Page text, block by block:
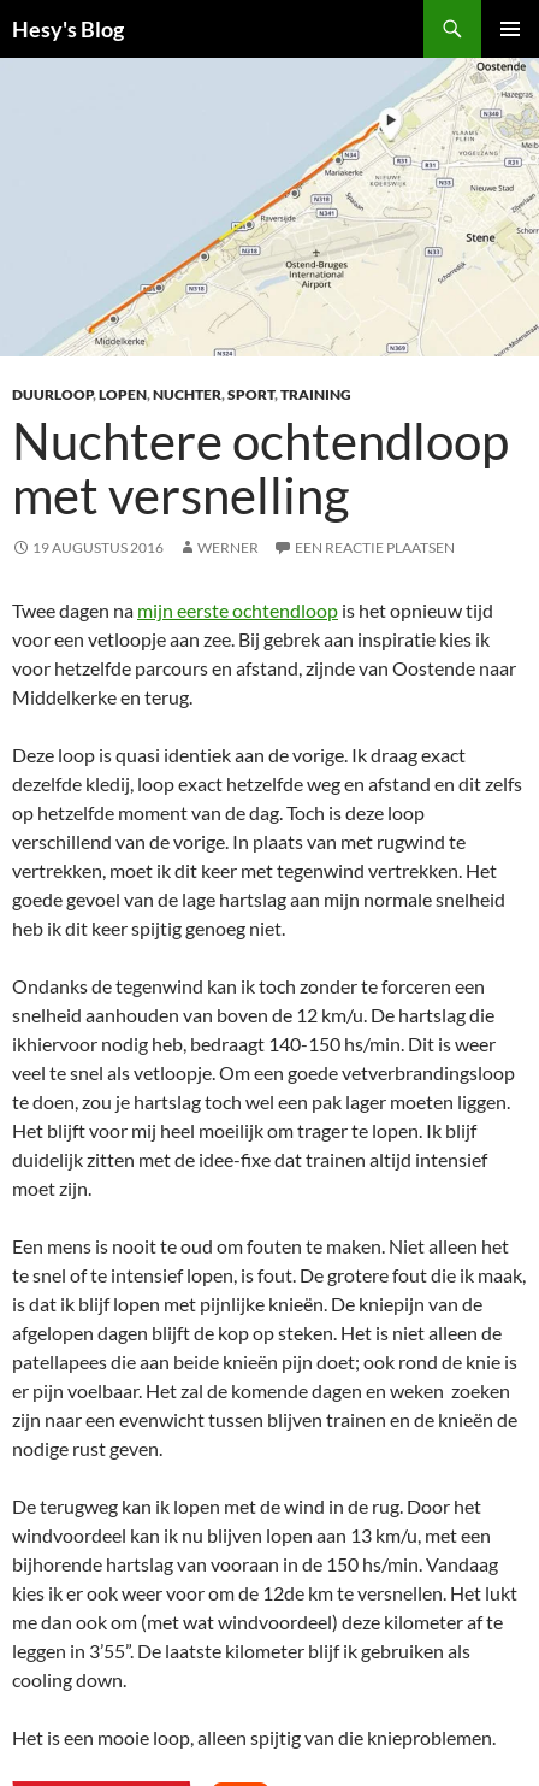
naar
Hesy's Blog
MENU
DUURLOOP,LOPEN,NUCHTER,SPORT,TRAINING
Nuchtere ochtendloop
met versnelling
19 AUGUSTUS 2016 WERNER EEN REACTIE PLAATSEN
Twee dagen na mijn eerste ochtendloop is het opnieuw tijd
voor een vetloopje aan zee. Bij gebrek aan inspiratie kies ik
voor hetzelfde parcours en afstand, zijnde van Oostende naar
Middelkerke en terug.
Deze loop is quasi identiek aan de vorige. Ik draag exact
dezelfde kledij, loop exact hetzelfde weg en afstand en dit zelfs
op hetzelfde moment van de dag. Toch is deze loop
verschillend van de vorige. In plaats van met rugwind te
vertrekken, moet ik dit keer met tegenwind vertrekken. Het
goede gevoel van de lage hartslag aan mijn normale snelheid
heb ik dit keer spijtig genoeg niet.
Ondanks de tegenwind kan ik toch zonder te forceren een
snelheid aanhouden van boven de 12 km/u. De hartslag die
ikhiervoor nodig heb, bedraagt 140-150 hs/min. Dit is weer
veel te snel als vetloopje. Om een goede vetverbrandingsloop
te doen, zou je hartslag toch wel een pak lager moeten liggen.
Het blijft voor mij heel moeilijk om trager te lopen. Ik blijf
duidelijk zitten met de idee-fixe dat trainen altijd intensief
moet zijn.
Een mens is nooit te oud om fouten te maken. Niet alleen het
te snel of te intensief lopen, is fout. De grotere fout die ik maak,
is dat ik blijf lopen met pijnlijke knieën. De kniepijn van de
afgelopen dagen blijft de kop op steken. Het is niet alleen de
patellapees die aan beide knieën pijn doet; ook rond de knie is
er pijn voelbaar. Het zal de komende dagen en weken zoeken
zijn naar een evenwicht tussen blijven trainen en de knieën de
nodige rust geven.
De terugweg kan ik lopen met de wind in de rug. Door het
windvoordeel kan ik nu blijven lopen aan 13 km/u, met een
bijhorende hartslag van vooraan in de 150 hs/min. Vandaag
kies ik er ook weer voor om de 12de km te versnellen. Het lukt
me dan ook om (met wat windvoordeel) deze kilometer af te
leggen in 3’55”. De laatste kilometer blijf ik gebruiken als
cooling down.
Het is een mooie loop, alleen spijtig van die knieproblemen.